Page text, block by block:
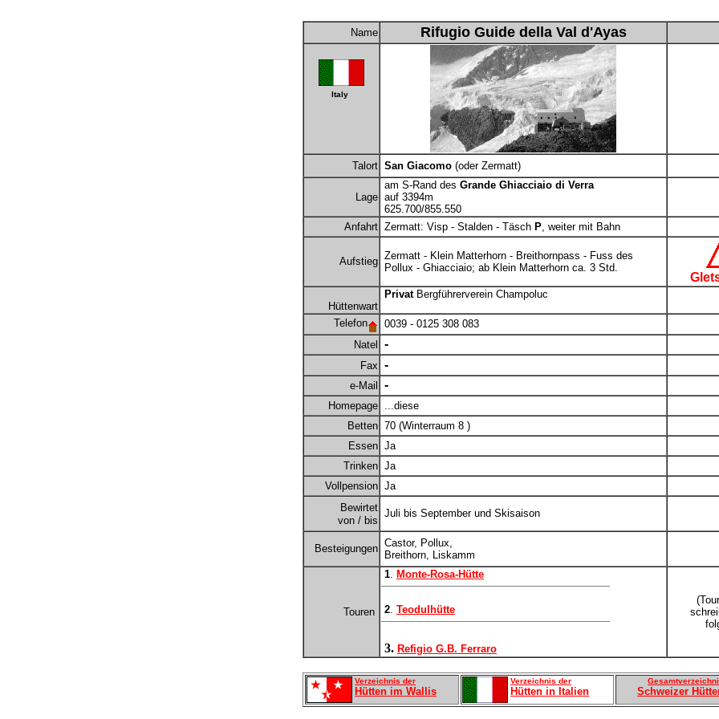
Name Rifugio Guide della Val d'Ayas
Italy
Talort San Giacomo (oder Zermatt)
Lage
am S-Rand des Grande Ghiacciaio di Verra
auf 3394m
625.700/855.550
Anfahrt Zermatt: Visp - Stalden - Täsch P, weiter mit Bahn
Aufstieg Zermatt - Klein Matterhorn - Breithornpass - Fuss des
Pollux - Ghiacciaio; ab Klein Matterhorn ca. 3 Std.
Hüttenwart
Privat Bergführerverein Champoluc
Telefon
0039 - 0125 308 083
Natel
-
Fax -
e-Mail -
Homepage ...diese
Betten 70 (Winterraum 8 )
Essen Ja
Trinken Ja
Vollpension Ja
Bewirtet
von / bis
Juli bis September und Skisaison
Besteigungen Castor, Pollux,
Breithorn, Liskamm
Touren
1. Monte-Rosa-Hütte
2. Teodulhütte
3. Refigio G.B. Ferraro
Verzeichnis der
Hütten im Wallis
Verzeichnis der
Hütten in Italien Schweizer